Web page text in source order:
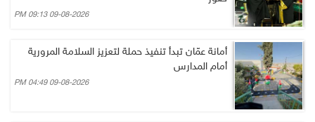
09-08-2026 09:13 PM
أمانة عمّان تبدأ تنفيذ حملة لتعزيز السلامة المرورية
أمام المدارس
09-08-2026 04:49 PM